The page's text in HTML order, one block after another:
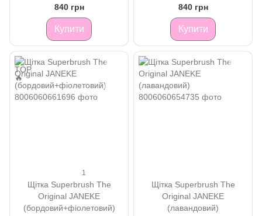
840 грн
Купити
840 грн
Купити
1
Щітка Superbrush The
Original JANEKE
(бордовий+фіолетовий)
Щітка Superbrush The
Original JANEKE
(лавандовий)